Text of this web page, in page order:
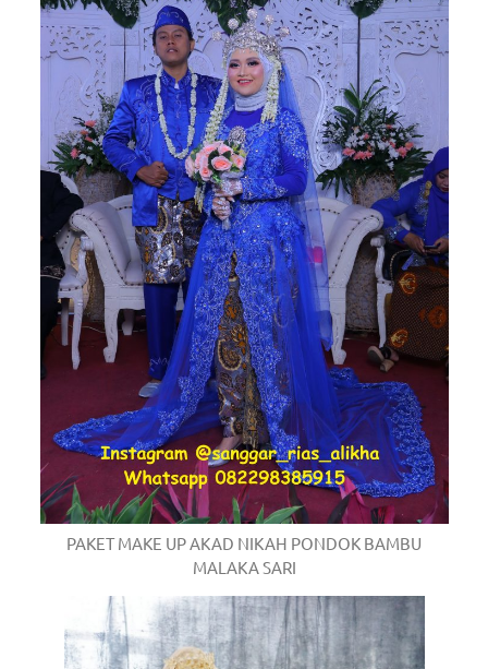
PAKET MAKE UP AKAD NIKAH PONDOK BAMBU
MALAKA SARI